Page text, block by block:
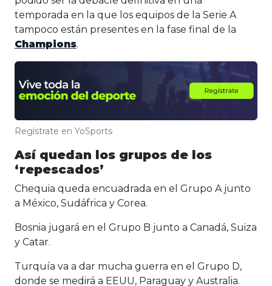
temporada en la que los equipos de la Serie A
tampoco están presentes en la fase final de la
Champions.
Regístrate en YoSports
Así quedan los grupos de los
‘repescados’
Chequia queda encuadrada en el Grupo A junto
a México, Sudáfrica y Corea.
Bosnia jugará en el Grupo B junto a Canadá, Suiza
y Catar.
Turquía va a dar mucha guerra en el Grupo D,
donde se medirá a EEUU, Paraguay y Australia.